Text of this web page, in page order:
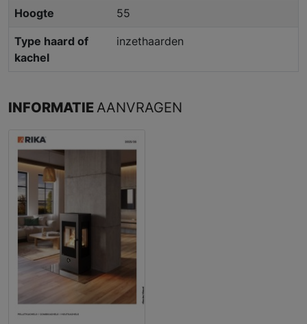
Hoogte 55
Type haard of
kachel
inzethaarden
INFORMATIE AANVRAGEN